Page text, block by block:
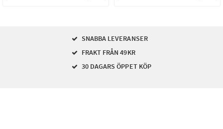
SNABBA LEVERANSER
FRAKT FRÅN 49KR
30 DAGARS ÖPPET KÖP